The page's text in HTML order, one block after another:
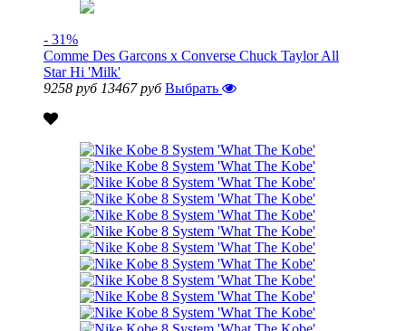
- 31%
Comme Des Garcons x Converse Chuck Taylor All
Star Hi 'Milk'
9258 руб 13467 руб Выбрать